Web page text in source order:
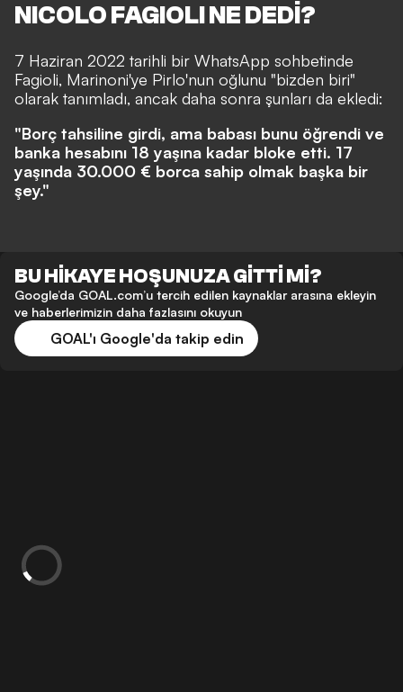
NICOLO FAGIOLI NE DEDİ?
7 Haziran 2022 tarihli bir WhatsApp sohbetinde
Fagioli, Marinoni'ye Pirlo'nun oğlunu "bizden biri"
olarak tanımladı, ancak daha sonra şunları da ekledi:
"Borç tahsiline girdi, ama babası bunu öğrendi ve
banka hesabını 18 yaşına kadar bloke etti. 17
yaşında 30.000 € borca sahip olmak başka bir
şey."
BU HİKAYE HOŞUNUZA GİTTİ Mİ?
Google’da GOAL.com’u tercih edilen kaynaklar arasına ekleyin
ve haberlerimizin daha fazlasını okuyun
GOAL'ı Google'da takip edin